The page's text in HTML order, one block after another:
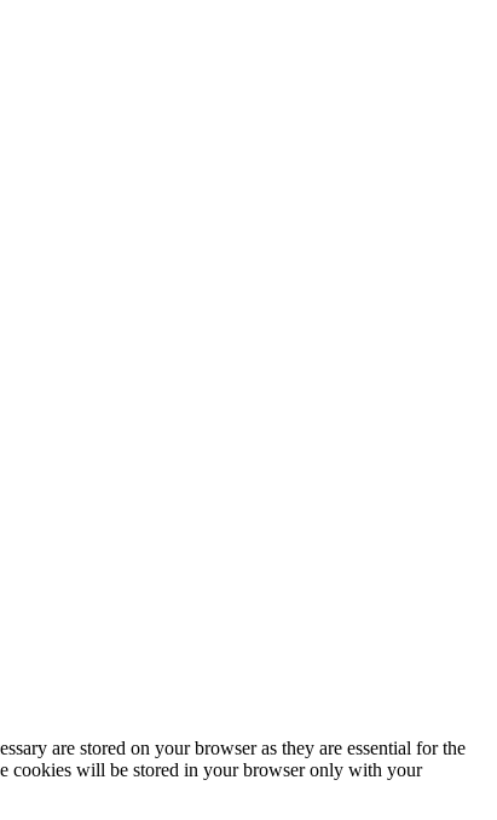
are stored on your browser as they are essential for the
cookies will be stored in your browser only with your